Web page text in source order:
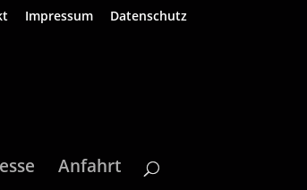
Impressum Datenschutz
Anfahrt